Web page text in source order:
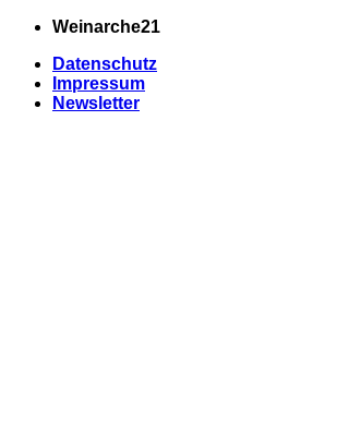
Zum
springen
Weinarche21
Datenschutz
Impressum
Newsletter